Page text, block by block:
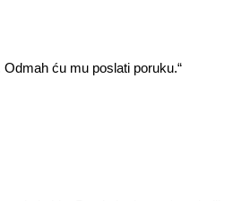
ću mu poslati poruku.“